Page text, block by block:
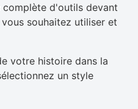
complète d'outils devant
souhaitez utiliser et
votre histoire dans la
un style